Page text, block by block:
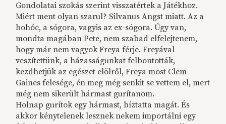
Gondolatai szokás szerint visszatértek a Játékhoz.
Miért ment olyan szarul? Silvanus Angst miatt. Az a
bohóc, a sógora, vagyis az ex-sógora. Úgy van,
mondta magában Pete, nem szabad elfelejtenem,
hogy már nem vagyok Freya férje. Freyával
veszítettünk, a házasságunkat felbontották,
kezdhetjük az egészet elölről, Freya most Clem
Gaines felesége, én meg még senkit se vettem el, mert
még nem sikerült hármast gurítanom.
Holnap gurítok egy hármast, bíztatta magát. És
akkor kénytelenek lesznek nekem importálni egy